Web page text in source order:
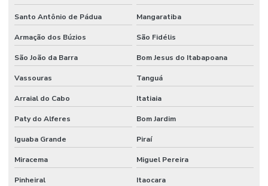
Santo Antônio de Pádua Mangaratiba
Armação dos Búzios São Fidélis
São João da Barra Bom Jesus do Itabapoana
Vassouras Tanguá
Arraial do Cabo Itatiaia
Paty do Alferes Bom Jardim
Iguaba Grande Piraí
Miracema Miguel Pereira
Pinheiral Itaocara